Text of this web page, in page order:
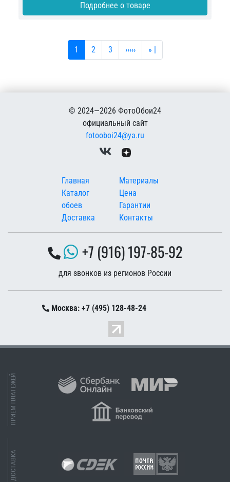
Подробнее о товаре
Текущая страница
1 Страница
2 Страница
3 Следующая страница
››››› Последняя страница
» |
© 2024—2026 ФотоОбои24
официальный сайт
fotooboi24@ya.ru
Меню в подвале
Главная
Каталог
обоев
Доставка
Материалы
Цена
Гарантии
Контакты
+7 (916) 197-85-92
для звонков из регионов России
Москва: +7 (495) 128-48-24
ПРИЕМ ПЛАТЕЖЕЙ
ДОСТАВКА